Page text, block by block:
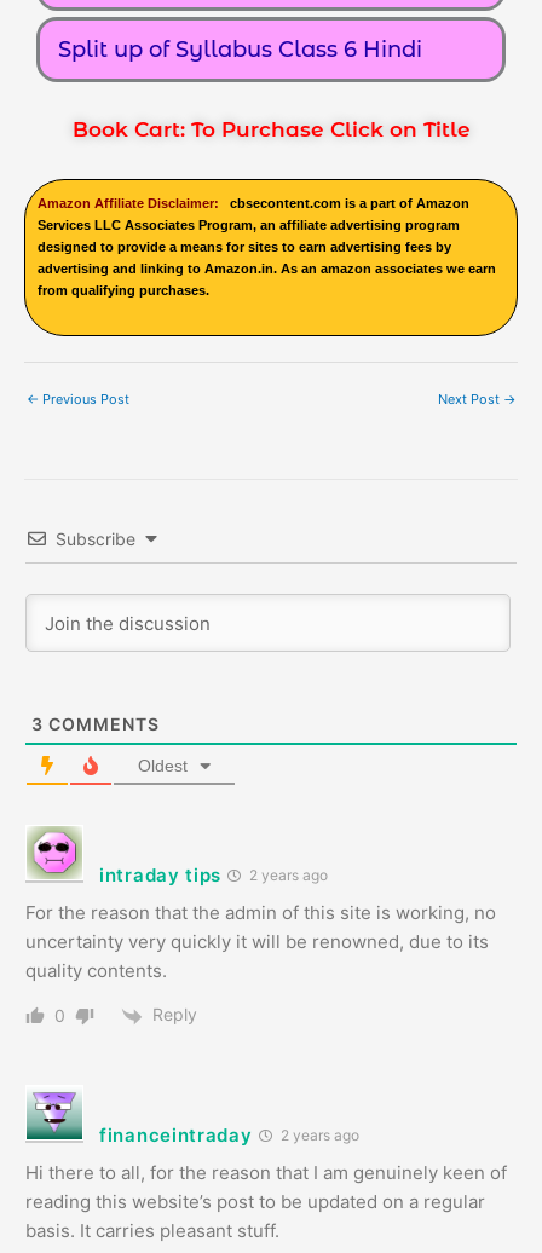
Split up of Syllabus Class 6 Hindi
Book Cart: To Purchase Click on Title
Amazon Affiliate Disclaimer: cbsecontent.com is a part of Amazon
Services LLC Associates Program, an affiliate advertising program
designed to provide a means for sites to earn advertising fees by
advertising and linking to Amazon.in. As an amazon associates we earn
from qualifying purchases.
← Previous Post Next Post →
Subscribe
3 COMMENTS
Oldest
intraday tips 2 years ago
For the reason that the admin of this site is working, no
uncertainty very quickly it will be renowned, due to its
quality contents.
0 Reply
financeintraday 2 years ago
Hi there to all, for the reason that I am genuinely keen of
reading this website’s post to be updated on a regular
basis. It carries pleasant stuff.